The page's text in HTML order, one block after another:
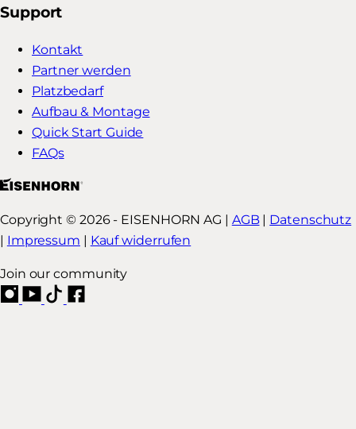
Support
Kontakt
Partner werden
Platzbedarf
Aufbau & Montage
Quick Start Guide
FAQs
Copyright © 2026 - EISENHORN AG | AGB| Datenschutz
| Impressum | Kauf widerrufen
Join our community